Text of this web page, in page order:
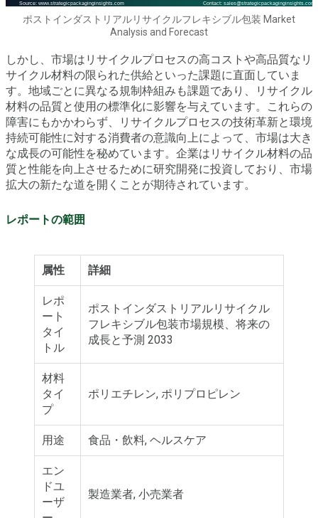
ポストインダストリアルリサイクルフレキシブル包装 Market
Analysis and Forecast
しかし、市場はリサイクルプロセスの高コストや高品質なリ
サイクル材料の限られた供給といった課題に直面していま
す。地域ごとに異なる規制枠組みも課題であり、リサイクル
材料の品質と使用の標準化に影響を与えています。これらの
障害にもかかわらず、リサイクルプロセスの技術革新と環境
持続可能性に対する消費者の意識向上によって、市場は大き
な成長の可能性を秘めています。企業はリサイクル材料の品
質と性能を向上させるために研究開発に投資しており、市場
拡大の新たな道を開くことが期待されています。
レポートの範囲
属性 詳細
レポ
ート
タイ
トル
ポストインダストリアルリサイクル
フレキシブル包装市場規模、将来の
成長と予測 2033
材料
タイ
プ
ポリエチレン, ポリプロピレン
用途 食品・飲料, ヘルスケア
エン
ドユ
ーザ
製造業者, 小売業者